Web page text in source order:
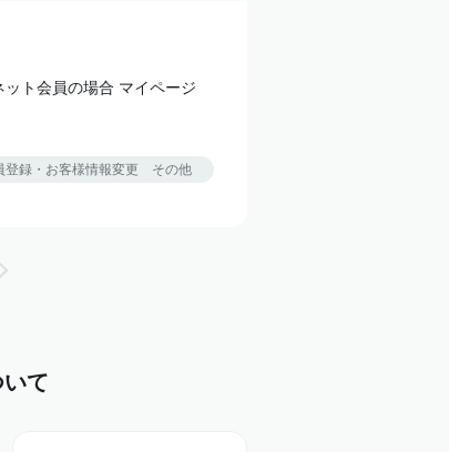
ト会員の場合 マイページ
登録・お客様情報変更 その他
て